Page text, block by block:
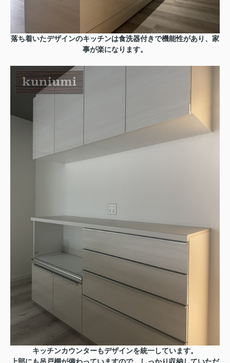
落ち着いたデザインのキッチンは食洗器付きで機能性があり、家
事が楽になります。
キッチンカウンターもデザインを統一しています。